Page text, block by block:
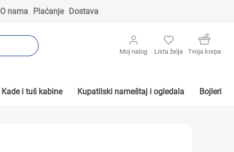
O nama Plaćanje Dostava
Moj nalog Lista želja Tvoja korpa
Kade i tuš kabine Kupatilski nameštaj i ogledala Bojleri